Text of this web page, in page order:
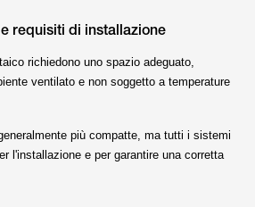
requisiti di installazione
richiedono uno spazio adeguato,
ventilato e non soggetto a temperature
più compatte, ma tutti i sistemi
l'installazione e per garantire una corretta